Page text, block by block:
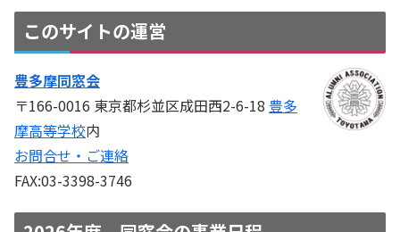
このサイトの運営
豊多摩同窓会
〒166-0016 東京都杉並区成田西2-6-18 豊多
摩高等学校内
お問合せ・ご連絡
FAX:03-3398-3746